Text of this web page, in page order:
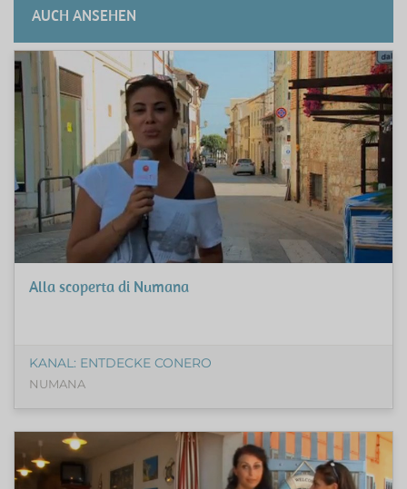
AUCH ANSEHEN
Alla scoperta di Numana
KANAL: ENTDECKE CONERO
NUMANA